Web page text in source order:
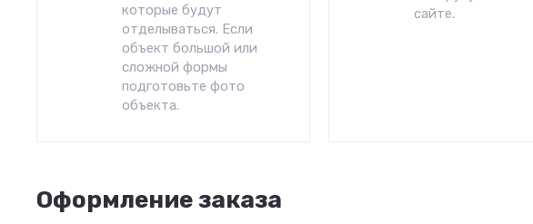
которые будут
отделываться. Если
объект большой или
сложной формы
подготовьте фото
объекта.
сайте.
Оформление заказа